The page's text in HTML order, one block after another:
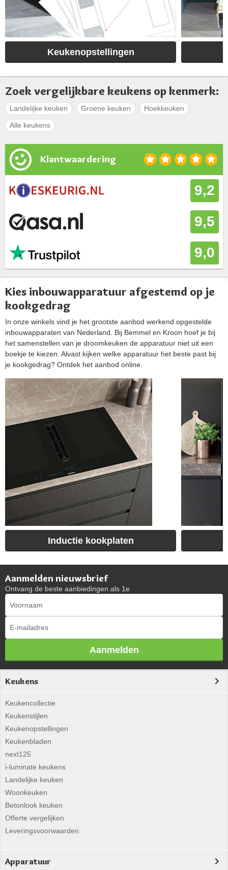
Keukenopstellingen
Zoek vergelijkbare keukens op kenmerk:
Landelijke keuken Groene keuken Hoekkeuken
Alle keukens
Klantwaardering
9,2
9,5
9,0
Kies inbouwapparatuur afgestemd op je
kookgedrag
In onze winkels vind je het grootste aanbod werkend opgestelde
inbouwapparaten van Nederland. Bij Bemmel en Kroon hoef je bij
het samenstellen van je droomkeuken de apparatuur niet uit een
boekje te kiezen. Alvast kijken welke apparatuur het beste past bij
je kookgedrag? Ontdek het aanbod online.
Inductie kookplaten
Aanmelden nieuwsbrief
Ontvang de beste aanbiedingen als 1e
Aanmelden
Keukens
Keukencollectie
Keukenstijlen
Keukenopstellingen
Keukenbladen
next125
i-luminate keukens
Landelijke keuken
Woonkeuken
Betonlook keuken
Offerte vergelijken
Leveringsvoorwaarden
Apparatuur